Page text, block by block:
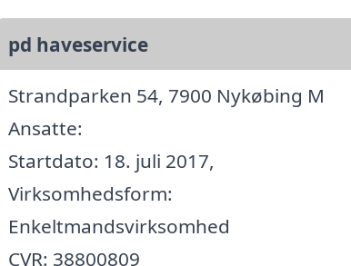
pd haveservice
Strandparken 54, 7900 Nykøbing M
Ansatte:
Startdato: 18. juli 2017,
Virksomhedsform:
Enkeltmandsvirksomhed
CVR: 38800809